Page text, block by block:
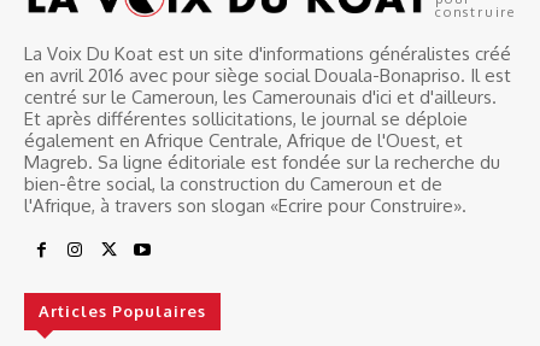
construire
La Voix Du Koat est un site d'informations généralistes créé
en avril 2016 avec pour siège social Douala-Bonapriso. Il est
centré sur le Cameroun, les Camerounais d'ici et d'ailleurs.
Et après différentes sollicitations, le journal se déploie
également en Afrique Centrale, Afrique de l'Ouest, et
Magreb. Sa ligne éditoriale est fondée sur la recherche du
bien-être social, la construction du Cameroun et de
l'Afrique, à travers son slogan «Ecrire pour Construire».
Articles Populaires